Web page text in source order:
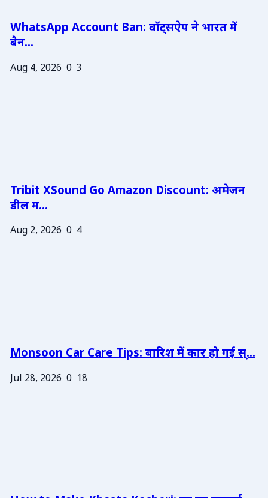
WhatsApp Account Ban: वॉट्सऐप ने भारत में
बैन...
Aug 4, 2026 0 3
Tribit XSound Go Amazon Discount: अमेजन
डील म...
Aug 2, 2026 0 4
Monsoon Car Care Tips: बारिश में कार हो गई स्...
Jul 28, 2026 0 18